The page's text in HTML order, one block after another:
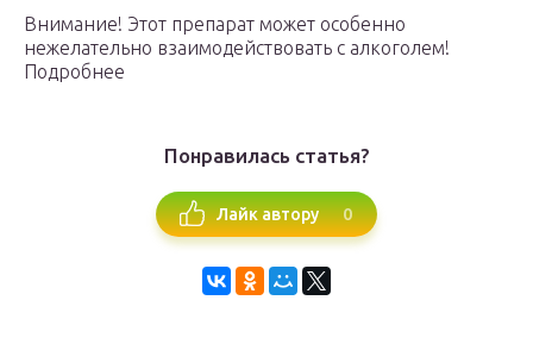
Внимание! Этот препарат может особенно
нежелательно взаимодействовать с алкоголем!
Подробнее
Понравилась статья?
Лайк автору 0